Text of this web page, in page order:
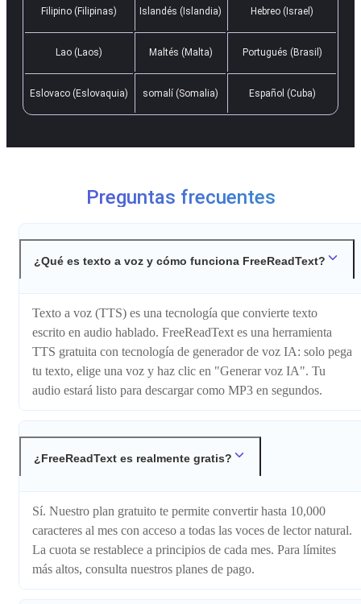
Filipino (Filipinas) Islandés (Islandia) Hebreo (Israel)
Lao (Laos) Maltés (Malta) Portugués (Brasil)
Eslovaco (Eslovaquia) somalí (Somalia) Español (Cuba)
Preguntas frecuentes
¿Qué es texto a voz y cómo funciona FreeReadText?
Texto a voz (TTS) es una tecnología que convierte texto
escrito en audio hablado. FreeReadText es una herramienta
TTS gratuita con tecnología de generador de voz IA: solo pega
tu texto, elige una voz y haz clic en "Generar voz IA". Tu
audio estará listo para descargar como MP3 en segundos.
¿FreeReadText es realmente gratis?
Sí. Nuestro plan gratuito te permite convertir hasta 10,000
caracteres al mes con acceso a todas las voces de lector natural.
La cuota se restablece a principios de cada mes. Para límites
más altos, consulta nuestros planes de pago.